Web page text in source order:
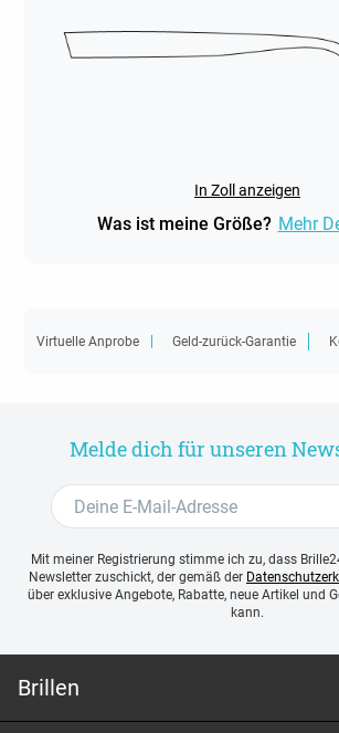
In Zoll anzeigen
Was ist meine Größe? Mehr
Virtuelle Anprobe Geld-zurück-Garantie
Melde dich für unseren
Mit meiner Registrierung stimme ich zu, dass
Newsletter zuschickt, der gemäß der
über exklusive Angebote, Rabatte, neue Artikel und
kann.
Brillen